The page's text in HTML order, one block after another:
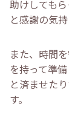
助けしても
と感謝の気
また、時間
を持って準
と済ませた
す。